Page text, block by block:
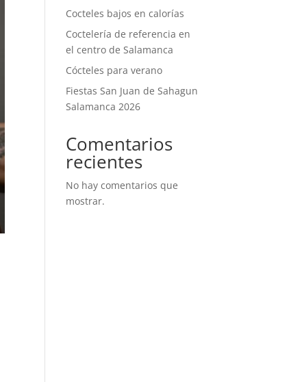
Cocteles bajos en calorías
Coctelería de referencia en
el centro de Salamanca
Cócteles para verano
Fiestas San Juan de Sahagun
Salamanca 2026
Comentarios
recientes
No hay comentarios que
mostrar.